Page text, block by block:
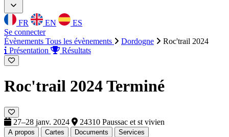
FR EN
ES
Se connecter
Évènements Tous les évènements Dordogne
Roc'trail 2024
Présentation
Résultats
Roc'trail 2024Terminé
27–28 janv. 2024 24310 Paussac et st vivien
A propos Cartes Documents
Services